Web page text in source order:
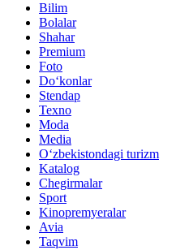
Bilim
Bolalar
Shahar
Premium
Foto
Do‘konlar
Stendap
Texno
Moda
Media
O‘zbekistondagi turizm
Katalog
Chegirmalar
Sport
Kinopremyeralar
Avia
Taqvim